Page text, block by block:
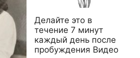
Делайте это в
течение 7 минут
каждый день после
пробуждения Видео